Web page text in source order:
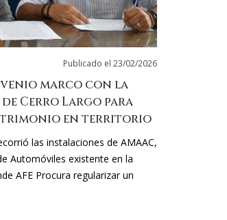
Publicado el 23/02/2026
marco con la
Cerro Largo para
en territorio
las instalaciones de AMAAC,
Automóviles existente en la
AFE Procura regularizar un